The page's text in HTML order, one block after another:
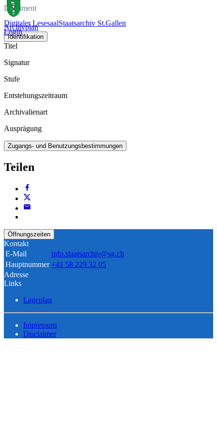
Digitaler LesesaalStaatsarchiv St.Gallen
Login
Dokument
Archivplan
Identifikation
Titel
Signatur
Stufe
Entstehungszeitraum
Archivalienart
Ausprägung
Zugangs- und Benutzungsbestimmungen
Teilen
Öffnungszeiten
Kontakt
E-Mail
info.staatsarchiv@sg.ch
Hauptnummer +41 58 229 32 05
Adresse
Links
Lageplan
Impressum
Disclaimer